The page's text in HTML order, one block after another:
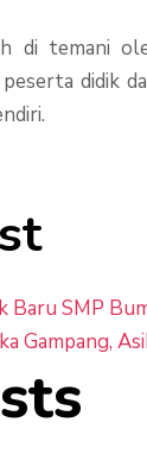
di temani
didik
Baru SMP
Gampang,